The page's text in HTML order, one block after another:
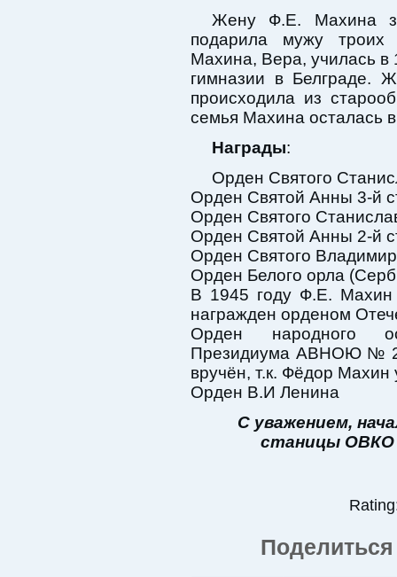
Жену Ф.Е. Махина
подарила мужу троих
Махина, Вера, училась в
гимназии в Белграде.
происходила из
семья Махина осталась
Награды:
Орден Святого
Орден Святой Анны 3-й
Орден Святого
Орден Святой Анны 2-й
Орден Святого
Орден Белого орла
В 1945 году Ф.Е. Махин
награжден орденом
Орден народного
Президиума АВНОЮ №
вручён, т.к. Фёдор
Орден В.И Ленина
С уважением,
станицы ОВКО